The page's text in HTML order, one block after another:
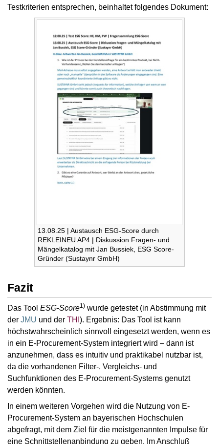
Testkriterien entsprechen, beinhaltet folgendes Dokument:
13.08.25 | Austausch ESG-Score durch
REKLEINEU AP4 | Diskussion Fragen- und
Mängelkatalog mit Jan Bussiek, ESG Score-
Gründer (Sustaynr GmbH)
Fazit
Das Tool ESG-Score1) wurde getestet (in Abstimmung mit
der JMU und der THI ). Ergebnis: Das Tool ist kann
höchstwahrscheinlich sinnvoll eingesetzt werden, wenn es
in ein E-Procurement-System integriert wird – dann ist
anzunehmen, dass es intuitiv und praktikabel nutzbar ist,
da die vorhandenen Filter-, Vergleichs- und
Suchfunktionen des E-Procurement-Systems genutzt
werden könnten.
In einem weiteren Vorgehen wird die Nutzung von E-
Procurement-System an bayerischen Hochschulen
abgefragt, mit dem Ziel für die meistgenannten Impulse für
eine Schnittstellenanbindung zu geben. Im Anschluß